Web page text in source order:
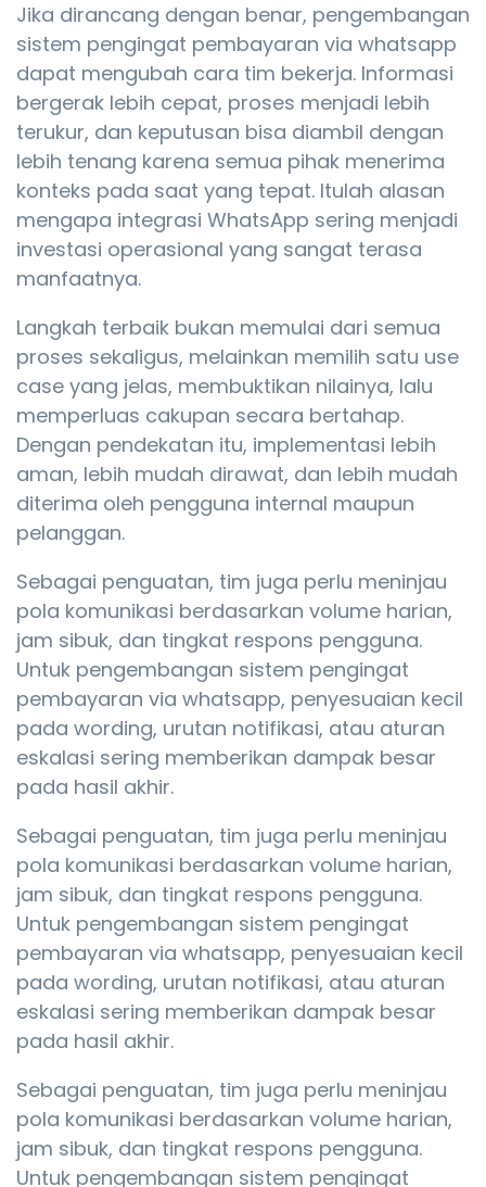
Jika dirancang dengan benar, pengembangan
sistem pengingat pembayaran via whatsapp
dapat mengubah cara tim bekerja. Informasi
bergerak lebih cepat, proses menjadi lebih
terukur, dan keputusan bisa diambil dengan
lebih tenang karena semua pihak menerima
konteks pada saat yang tepat. Itulah alasan
mengapa integrasi WhatsApp sering menjadi
investasi operasional yang sangat terasa
manfaatnya.
Langkah terbaik bukan memulai dari semua
proses sekaligus, melainkan memilih satu use
case yang jelas, membuktikan nilainya, lalu
memperluas cakupan secara bertahap.
Dengan pendekatan itu, implementasi lebih
aman, lebih mudah dirawat, dan lebih mudah
diterima oleh pengguna internal maupun
pelanggan.
Sebagai penguatan, tim juga perlu meninjau
pola komunikasi berdasarkan volume harian,
jam sibuk, dan tingkat respons pengguna.
Untuk pengembangan sistem pengingat
pembayaran via whatsapp, penyesuaian kecil
pada wording, urutan notifikasi, atau aturan
eskalasi sering memberikan dampak besar
pada hasil akhir.
Sebagai penguatan, tim juga perlu meninjau
pola komunikasi berdasarkan volume harian,
jam sibuk, dan tingkat respons pengguna.
Untuk pengembangan sistem pengingat
pembayaran via whatsapp, penyesuaian kecil
pada wording, urutan notifikasi, atau aturan
eskalasi sering memberikan dampak besar
pada hasil akhir.
Sebagai penguatan, tim juga perlu meninjau
pola komunikasi berdasarkan volume harian,
jam sibuk, dan tingkat respons pengguna.
Untuk pengembangan sistem pengingat